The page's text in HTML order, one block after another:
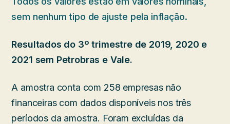
sem nenhum tipo de ajuste pela inflação.
Resultados do 3º trimestre de 2019, 2020 e
2021 sem Petrobras e Vale.
A amostra conta com 258 empresas não
financeiras com dados disponíveis nos três
períodos da amostra. Foram excluídas da